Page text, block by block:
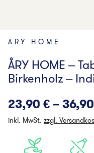
ARY HOME
ÅRY HOME –
Birkenholz –
23,90 €–36,90
inkl. MwSt. zzgl.